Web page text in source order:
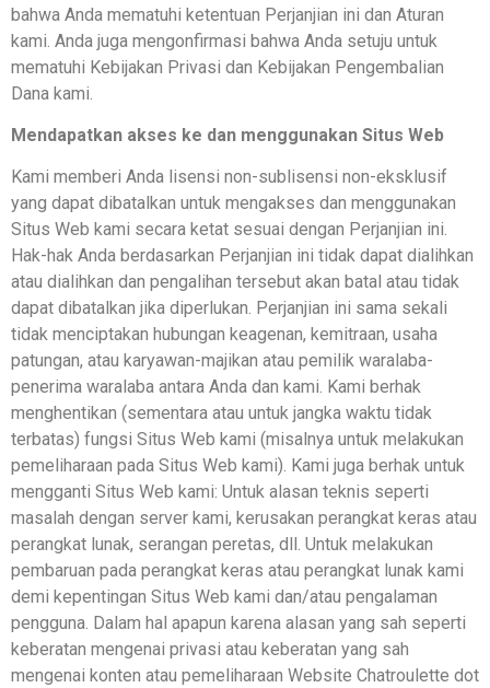
bahwa Anda mematuhi ketentuan Perjanjian ini dan Aturan
kami. Anda juga mengonfirmasi bahwa Anda setuju untuk
mematuhi Kebijakan Privasi dan Kebijakan Pengembalian
Dana kami.
Mendapatkan akses ke dan menggunakan Situs Web
Kami memberi Anda lisensi non-sublisensi non-eksklusif
yang dapat dibatalkan untuk mengakses dan menggunakan
Situs Web kami secara ketat sesuai dengan Perjanjian ini.
Hak-hak Anda berdasarkan Perjanjian ini tidak dapat dialihkan
atau dialihkan dan pengalihan tersebut akan batal atau tidak
dapat dibatalkan jika diperlukan. Perjanjian ini sama sekali
tidak menciptakan hubungan keagenan, kemitraan, usaha
patungan, atau karyawan-majikan atau pemilik waralaba-
penerima waralaba antara Anda dan kami. Kami berhak
menghentikan (sementara atau untuk jangka waktu tidak
terbatas) fungsi Situs Web kami (misalnya untuk melakukan
pemeliharaan pada Situs Web kami). Kami juga berhak untuk
mengganti Situs Web kami: Untuk alasan teknis seperti
masalah dengan server kami, kerusakan perangkat keras atau
perangkat lunak, serangan peretas, dll. Untuk melakukan
pembaruan pada perangkat keras atau perangkat lunak kami
demi kepentingan Situs Web kami dan/atau pengalaman
pengguna. Dalam hal apapun karena alasan yang sah seperti
keberatan mengenai privasi atau keberatan yang sah
mengenai konten atau pemeliharaan Website Chatroulette dot